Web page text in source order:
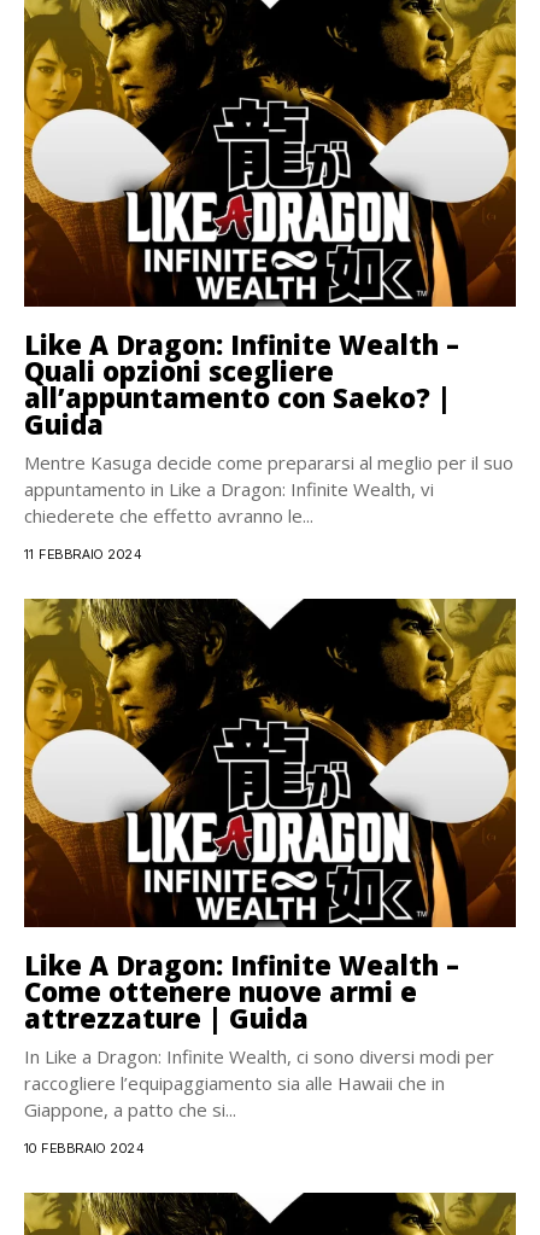
Like A Dragon: Infinite Wealth –
Quali opzioni scegliere
all’appuntamento con Saeko? |
Guida
Mentre Kasuga decide come prepararsi al meglio per il suo
appuntamento in Like a Dragon: Infinite Wealth, vi
chiederete che effetto avranno le...
11 FEBBRAIO 2024
Like A Dragon: Infinite Wealth –
Come ottenere nuove armi e
attrezzature | Guida
In Like a Dragon: Infinite Wealth, ci sono diversi modi per
raccogliere l’equipaggiamento sia alle Hawaii che in
Giappone, a patto che si...
10 FEBBRAIO 2024